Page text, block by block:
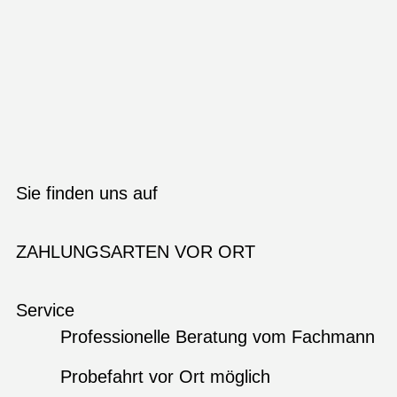
Sie finden uns auf
ZAHLUNGSARTEN VOR ORT
Service
Professionelle Beratung vom Fachmann
Probefahrt vor Ort möglich